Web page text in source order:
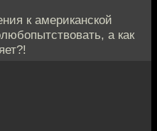
к американской
а как